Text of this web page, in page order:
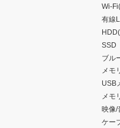
Wi-
有線
SSD
ブル
メモ
USB
メモ
映像/
ケー